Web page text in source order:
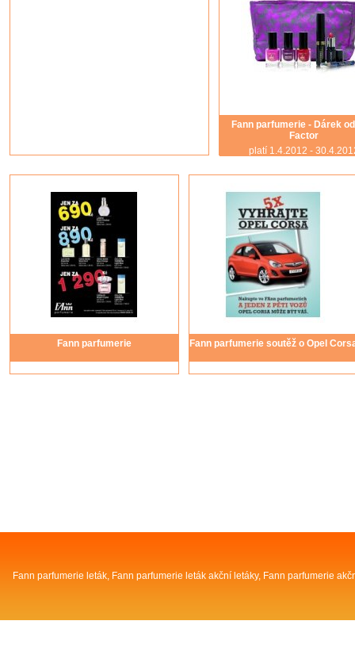
Fann parfumerie - Dárek
Factor
platí 1.4.2012 -
Fann parfumerie Fann parfumerie soutěž o Opel
Fann parfumerie leták, Fann parfumerie leták akční letáky, Fann parfumerie